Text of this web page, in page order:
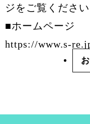
ジをご覧ください
■ホームページ
https://www.s-